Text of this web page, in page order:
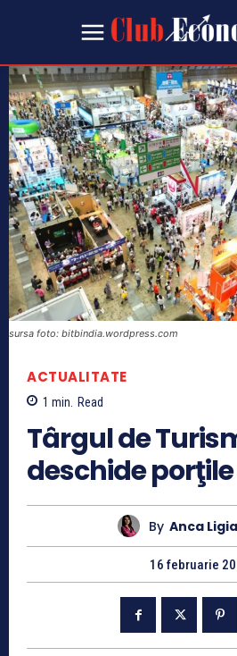
sursa foto: bitbindia.wordpress.com
ACTUALITATE
1 min. Read
Târgul de
deschide
By Anca
16 februarie